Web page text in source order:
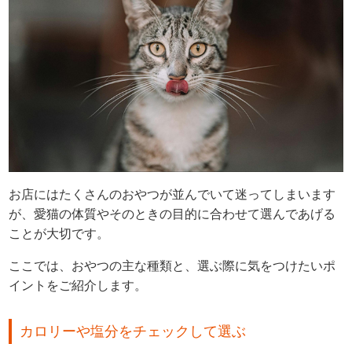
お店にはたくさんのおやつが並んでいて迷ってしまいます
が、愛猫の体質やそのときの目的に合わせて選んであげる
ことが大切です。
ここでは、おやつの主な種類と、選ぶ際に気をつけたいポ
イントをご紹介します。
カロリーや塩分をチェックして選ぶ